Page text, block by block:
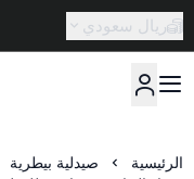
ريال سعودي
الرئيسية صيدلية بيطرية